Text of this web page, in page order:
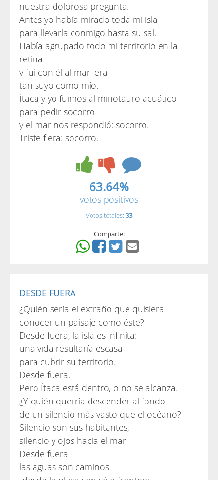
nuestra dolorosa pregunta.
Antes yo había mirado toda mi isla
para llevarla conmigo hasta su sal.
Había agrupado todo mi territorio en la
retina
y fui con él al mar: era
tan suyo como mío.
Ítaca y yo fuimos al minotauro acuático
para pedir socorro
y el mar nos respondió: socorro.
Triste fiera: socorro.
63.64%
votos positivos
Votos totales: 33
Comparte:
DESDE FUERA
¿Quién sería el extraño que quisiera
conocer un paisaje como éste?
Desde fuera, la isla es infinita:
una vida resultaría escasa
para cubrir su territorio.
Desde fuera.
Pero Ítaca está dentro, o no se alcanza.
¿Y quién querría descender al fondo
de un silencio más vasto que el océano?
Silencio son sus habitantes,
silencio y ojos hacia el mar.
Desde fuera
las aguas son caminos